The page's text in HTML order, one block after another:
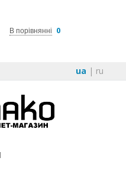
В порівнянні 0
ua | ru